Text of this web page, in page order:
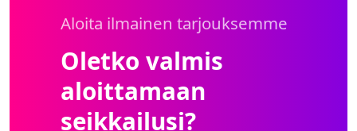
Aloita ilmainen tarjouksemme
Oletko valmis
aloittamaan
seikkailusi?